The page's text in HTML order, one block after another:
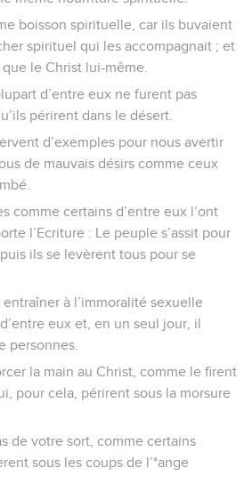
boisson spirituelle, car ils buvaient
spirituel qui les accompagnait ; et
le Christ lui-même.
d’entre eux ne furent pas
périrent dans le désert.
d’exemples pour nous avertir
de mauvais désirs comme ceux
comme certains d’entre eux l’ont
l’Ecriture : Le peuple s’assit pour
ils se levèrent tous pour se
entraîner à l’immoralité sexuelle
eux et, en un seul jour, il
personnes.
la main au Christ, comme le firent
pour cela, périrent sous la morsure
de votre sort, comme certains
sous les coups de l’*ange